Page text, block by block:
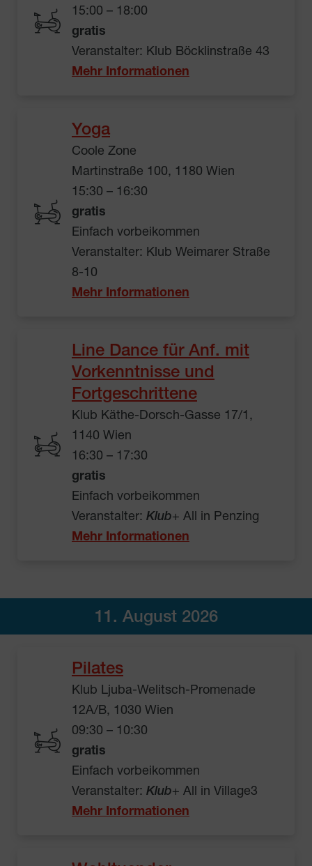
15:00 – 18:00
gratis
Veranstalter: Klub Böcklinstraße 43
Mehr Informationen
Yoga
Coole Zone
Martinstraße 100, 1180 Wien
15:30 – 16:30
gratis
Einfach vorbeikommen
Veranstalter: Klub Weimarer Straße
8-10
Mehr Informationen
Line Dance für Anf. mit
Vorkenntnisse und
Fortgeschrittene
Klub Käthe-Dorsch-Gasse 17/1,
1140 Wien
16:30 – 17:30
gratis
Einfach vorbeikommen
Veranstalter: Klub+ All in Penzing
Mehr Informationen
11. August 2026
Pilates
Klub Ljuba-Welitsch-Promenade
12A/B, 1030 Wien
09:30 – 10:30
gratis
Einfach vorbeikommen
Veranstalter: Klub+ All in Village3
Mehr Informationen